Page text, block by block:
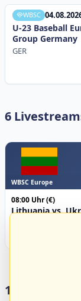
WBSC
U-23 Baseball
Group Germany
GER
6
WBSC Europe
08:00 Uhr(€)
Lithuania vs.
17 Vereine